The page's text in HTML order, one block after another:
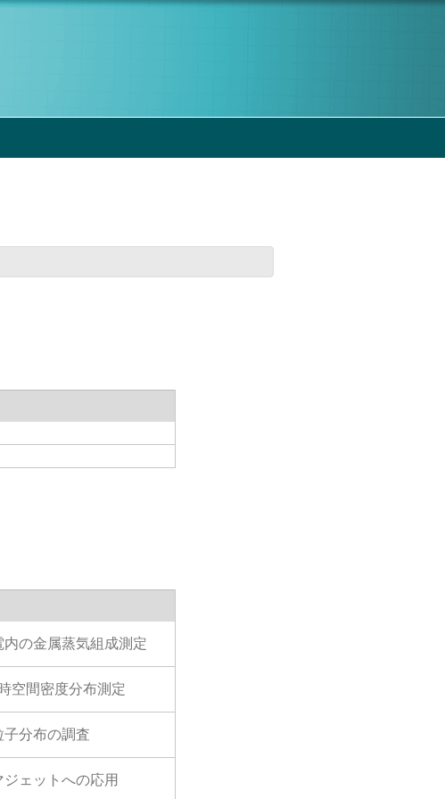
の金属蒸気組成測定
空間密度分布測定
分布の調査
ェットへの応用